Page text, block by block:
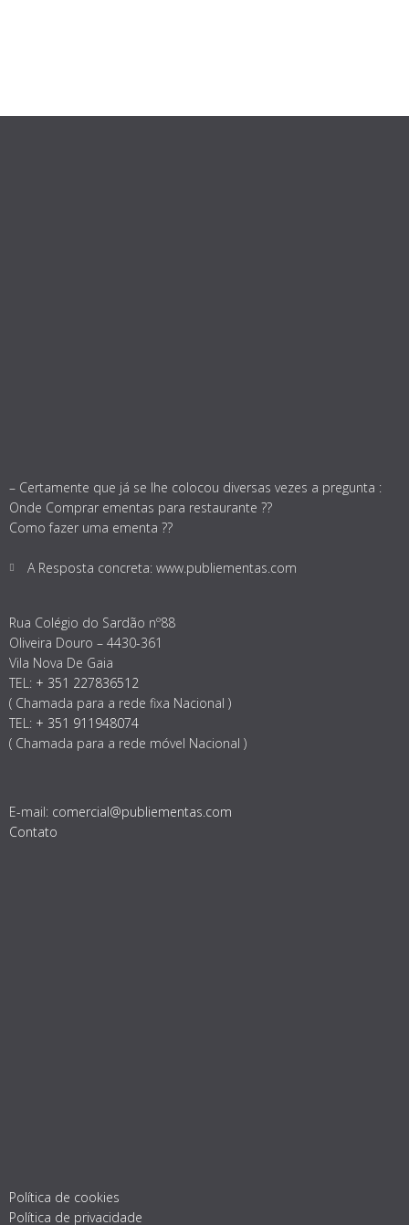
– Certamente que já se lhe colocou diversas vezes a pregunta :
Onde Comprar ementas para restaurante ??
Como fazer uma ementa ??
A Resposta concreta: www.publiementas.com
Rua Colégio do Sardão nº88
Oliveira Douro – 4430-361
Vila Nova De Gaia
TEL: + 351 227836512
( Chamada para a rede fixa Nacional )
TEL: + 351 911948074
( Chamada para a rede móvel Nacional )
E-mail: comercial@publiementas.com
Contato
Política de cookies
Política de privacidade